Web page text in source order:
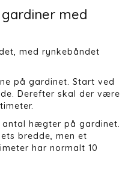
med
med rynkebåndet
på gardinet. Start ved
Derefter skal der være
hægter på gardinet.
bredde, men et
har normalt 10